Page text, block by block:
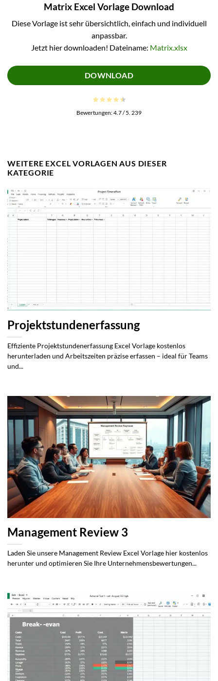
Matrix Excel Vorlage Download
Diese Vorlage ist sehr übersichtlich, einfach und individuell
anpassbar.
Jetzt hier downloaden! Dateiname: Matrix.xlsx
DOWNLOAD
Bewertungen:4.7/ 5. 239
WEITERE EXCEL VORLAGEN AUS DIESER
KATEGORIE
Projektstundenerfassung
Effiziente Projektstundenerfassung Excel Vorlage kostenlos
herunterladen und Arbeitszeiten präzise erfassen – ideal für Teams
und...
Management Review 3
Laden Sie unsere Management Review Excel Vorlage hier kostenlos
herunter und optimieren Sie Ihre Unternehmensbewertungen...